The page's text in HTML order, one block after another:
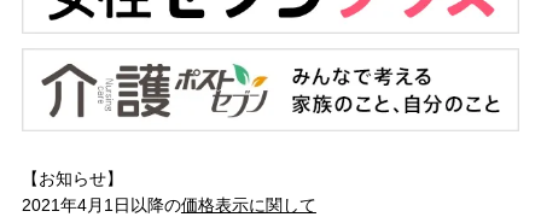
【お知らせ】
2021年4月1日以降の価格表示に関して